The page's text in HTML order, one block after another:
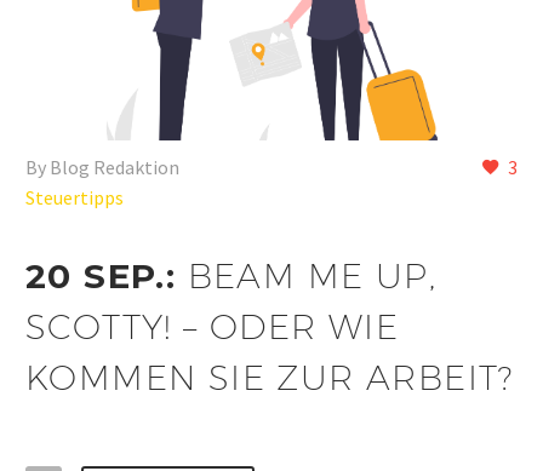
3
By Blog Redaktion
Steuertipps
20 SEP.: BEAM ME UP,
SCOTTY! – ODER WIE
KOMMEN SIE ZUR ARBEIT?